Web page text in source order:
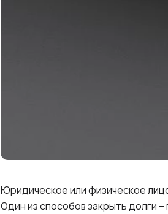
Юридическое или физическое
Один из способов закрыть долги